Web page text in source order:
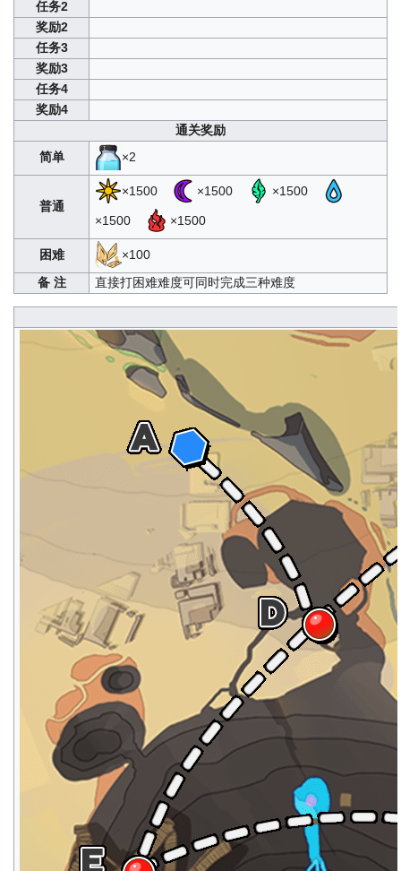
任务2
奖励2
任务3
奖励3
任务4
奖励4
通关奖励
简单
×2
普通
×1500 ×1500 ×1500
×1500 ×1500
困难
×100
备 注
直接打困难难度可同时完成三种难度